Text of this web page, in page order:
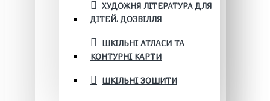
ХУДОЖНЯ ЛІТЕРАТУРА ДЛЯ
ДІТЕЙ. ДОЗВІЛЛЯ
ШКІЛЬНІ АТЛАСИ ТА
КОНТУРНІ КАРТИ
ШКІЛЬНІ ЗОШИТИ